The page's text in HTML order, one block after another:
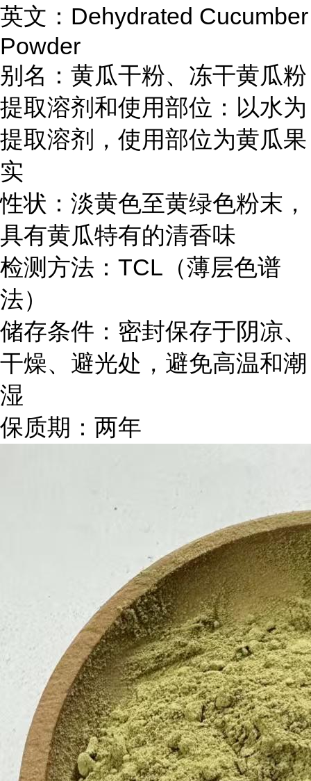
英文：Dehydrated Cucumber
Powder
别名：黄瓜干粉、冻干黄瓜粉
提取溶剂和使用部位：以水为
提取溶剂，使用部位为黄瓜果
实
性状：淡黄色至黄绿色粉末，
具有黄瓜特有的清香味
检测方法：TCL（薄层色谱
法）
储存条件：密封保存于阴凉、
干燥、避光处，避免高温和潮
湿
保质期：两年